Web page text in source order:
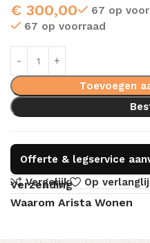
€ 300,00
67 op
67 op voorraad
Toevoegen
Offerte & legservice
Vergelijk
Op
Verzending
Waarom Arista Wonen